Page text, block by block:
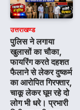
उत्तराखण्ड
पुलिस ने लगाया
खुलासों का चौका,
फायरिंग करते दहशत
फैलाने से लेकर दुष्कर्म
का आरोपित गिरफ्तार,
चाकू लेकर घूम रहे दो
लोग भी धरे। प्रभारी